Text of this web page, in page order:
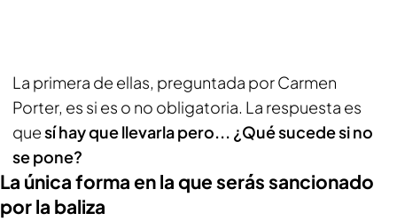
La primera de ellas, preguntada por Carmen
Porter, es si es o no obligatoria. La respuesta es
quesí hay que llevarla pero... ¿Qué sucede si no
se pone?
La única forma en la que serás sancionado
por la baliza